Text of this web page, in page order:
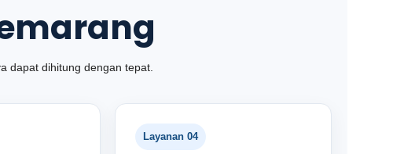
dapat dihitung dengan tepat.
Layanan 04